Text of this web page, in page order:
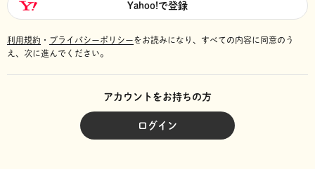
Yahoo!で登録
利用規約 ・ プライバシーポリシーをお読みになり、 すべての内容に同意のう
え、次に進んでください。
アカウントをお持ちの方
ログイン